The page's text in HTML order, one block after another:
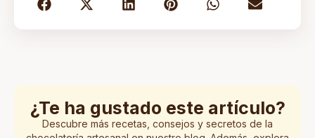
¿Te ha gustado este artículo?
Descubre más recetas, consejos y secretos de la